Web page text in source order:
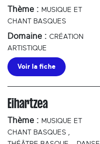
Thème : MUSIQUE ET
CHANT BASQUES
Domaine : CRÉATION
ARTISTIQUE
Voir la fiche
Eihartzea
Thème : MUSIQUE ET
CHANT BASQUES ,